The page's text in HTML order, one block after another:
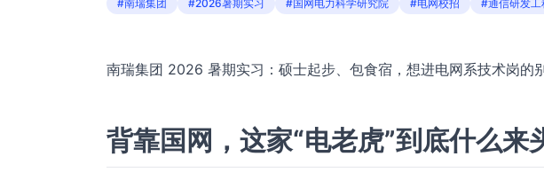
#南瑞集团 #2026暑期实习 #国网电力科学研究院 #电网校招 #通信研发工
南瑞集团 2026 暑期实习：硕士起步、包食宿，想进电网系技术岗的
背靠国网，这家“电老虎”到底什么来